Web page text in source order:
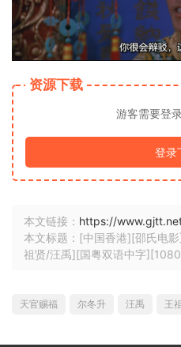
资源下载
游客需要登
登录
本文链接： https://
本文标题：[中国香港][邵氏电
祖贤/汪禹][国粤双语中字
天官赐福 尔冬升 汪禹 王